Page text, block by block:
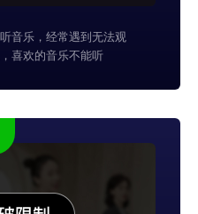
音乐，经常遇到无法观
喜欢的音乐不能听